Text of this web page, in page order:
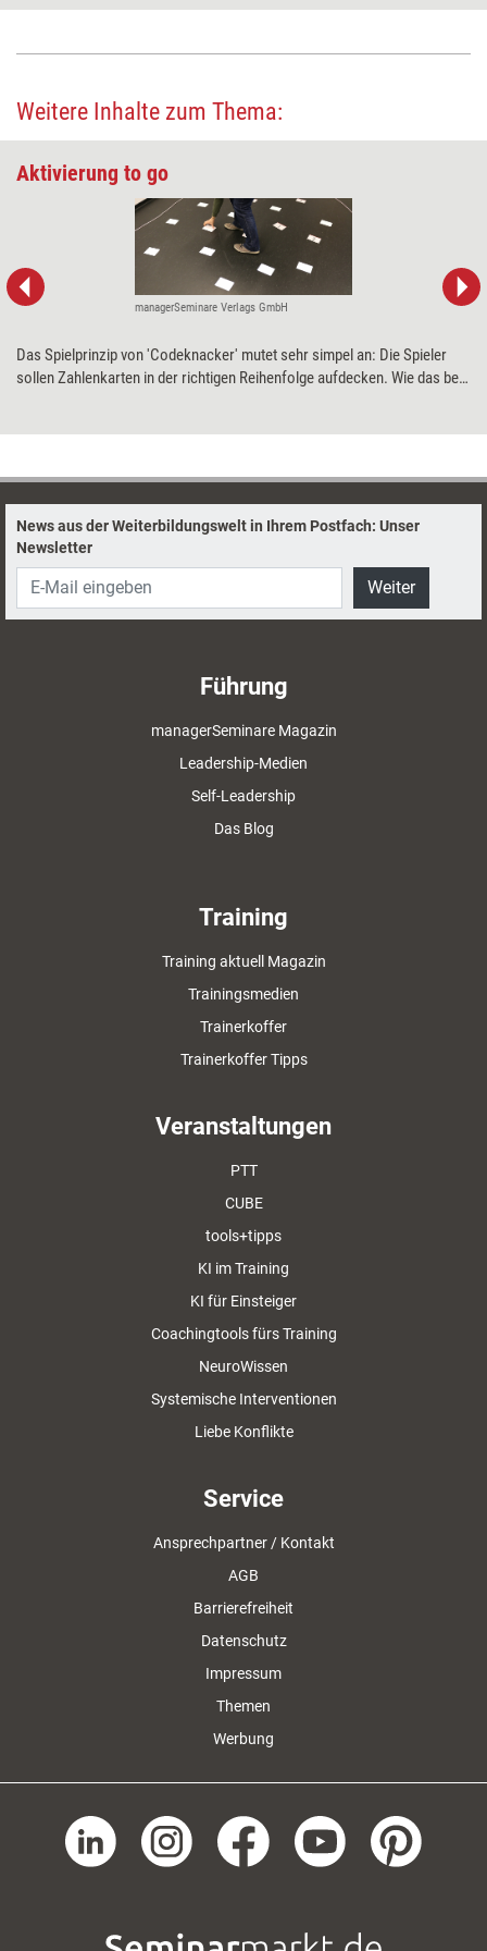
Weitere Inhalte zum Thema:
Aktivierung to go
managerSeminare Verlags GmbH
Das Spielprinzip von 'Codeknacker' mutet sehr simpel an: Die Spieler
sollen Zahlenkarten in der richtigen Reihenfolge aufdecken. Wie das bei
News aus der Weiterbildungswelt in Ihrem Postfach: Unser
Newsletter
Weiter
Führung
managerSeminare Magazin
Leadership-Medien
Self-Leadership
Das Blog
Training
Training aktuell Magazin
Trainingsmedien
Trainerkoffer
Trainerkoffer Tipps
Veranstaltungen
PTT
CUBE
tools+tipps
KI im Training
KI für Einsteiger
Coachingtools fürs Training
NeuroWissen
Systemische Interventionen
Liebe Konflikte
Service
Ansprechpartner / Kontakt
AGB
Barrierefreiheit
Datenschutz
Impressum
Themen
Werbung